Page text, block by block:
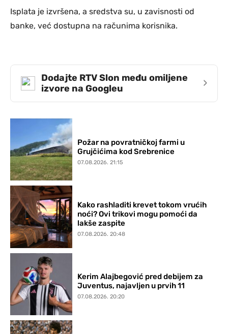
Isplata je izvršena, a sredstva su, u zavisnosti od
banke, već dostupna na računima korisnika.
Dodajte RTV Slon među omiljene
izvore na Googleu
›
Požar na povratničkoj farmi u
Grujčićima kod Srebrenice
07.08.2026. 21:15
Kako rashladiti krevet tokom vrućih
noći? Ovi trikovi mogu pomoći da
lakše zaspite
07.08.2026. 20:48
Kerim Alajbegović pred debijem za
Juventus, najavljen u prvih 11
07.08.2026. 20:20